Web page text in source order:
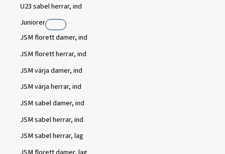
U23 sabel herrar, ind
Juniorer
JSM florett damer, ind
JSM florett herrar, ind
JSM värja damer, ind
JSM värja herrar, ind
JSM sabel damer, ind
JSM sabel herrar, ind
JSM sabel herrar, lag